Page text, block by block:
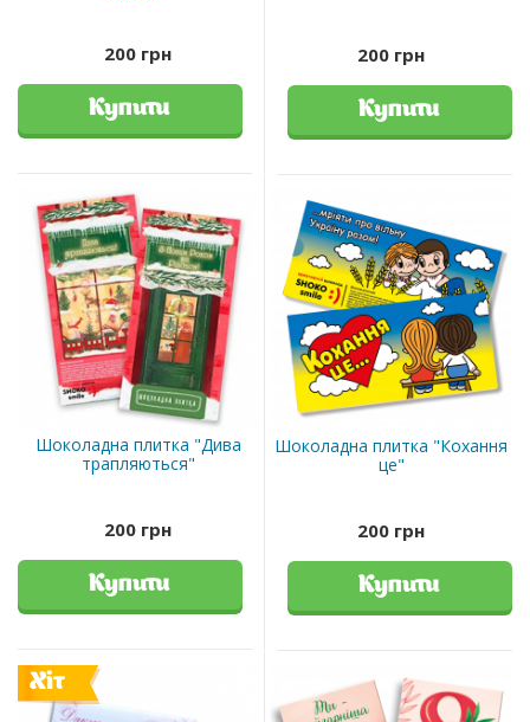
200 грн
Купити
200 грн
Купити
Шоколадна плитка "Дива
трапляються"
200 грн
Купити
Шоколадна плитка "Кохання
це"
200 грн
Купити
Хіт